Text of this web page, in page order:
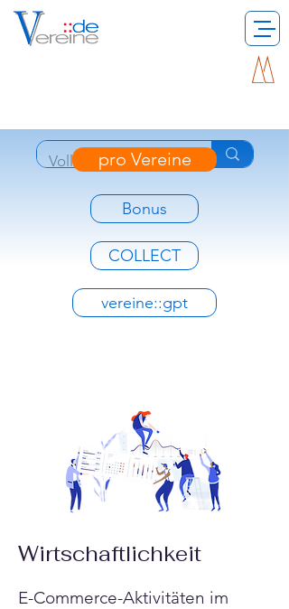
pro Vereine
Bonus
COLLECT
vereine::gpt
Wirtschaftlichkeit
E-Commerce-Aktivitäten im